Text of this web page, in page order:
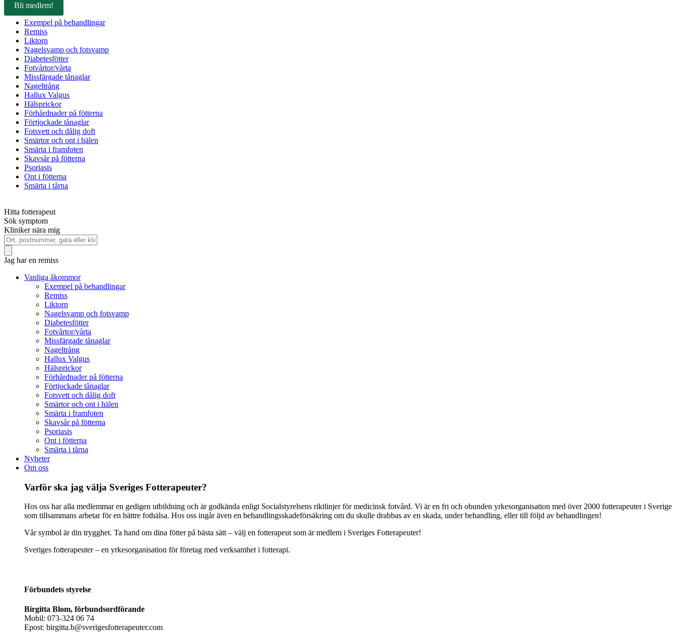
Bli medlem!
Exempel på behandlingar
Remiss
Liktorn
Nagelsvamp och fotsvamp
Diabetesfötter
Fotvårtor/vårta
Missfärgade tånaglar
Nageltrång
Hallux Valgus
Hälsprickor
Förhårdnader på fötterna
Förtjockade tånaglar
Fotsvett och dålig doft
Smärtor och ont i hälen
Smärta i framfoten
Skavsår på fötterna
Psoriasis
Ont i fötterna
Smärta i tårna
Hitta fotterapeut
Sök symptom
Kliniker nära mig
Jag har en remiss
Vanliga åkommor
Exempel på behandlingar
Remiss
Liktorn
Nagelsvamp och fotsvamp
Diabetesfötter
Fotvårtor/vårta
Missfärgade tånaglar
Nageltrång
Hallux Valgus
Hälsprickor
Förhårdnader på fötterna
Förtjockade tånaglar
Fotsvett och dålig doft
Smärtor och ont i hälen
Smärta i framfoten
Skavsår på fötterna
Psoriasis
Ont i fötterna
Smärta i tårna
Nyheter
Om oss
Varför ska jag välja Sveriges Fotterapeuter?
Hos oss har alla medlemmar en gedigen utbildning och är godkända enligt Socialstyrelsens riktlinjer för medicinsk fotvård. Vi är en fri och obunden yrkesorganisation med över 2000 fotterapeuter i Sverige
som tillsammans arbetar för en bättre fothälsa. Hos oss ingår även en behandlingsskadeförsäkring om du skulle drabbas av en skada, under behandling, eller till följd av behandlingen!
Vår symbol är din trygghet. Ta hand om dina fötter på bästa sätt – välj en fotterapeut som är medlem i Sveriges Fotterapeuter!
Sveriges fotterapeuter – en yrkesorganisation för företag med verksamhet i fotterapi.
Förbundets styrelse
Birgitta Blom, förbundsordförande
Mobil: 073-324 06 74
Epost: birgitta.b@sverigesfotterapeuter.com